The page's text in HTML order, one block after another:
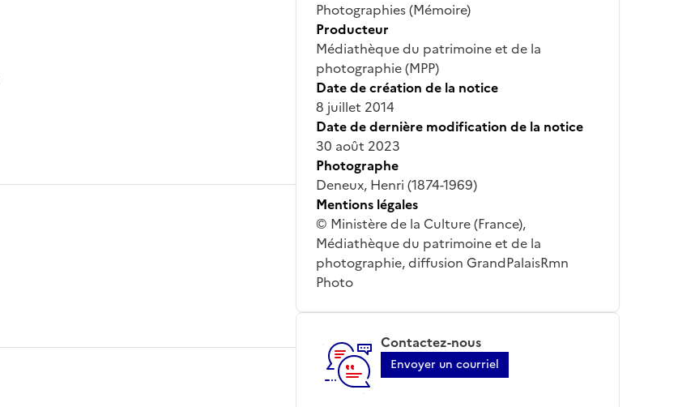
Photographies (Mémoire)
Producteur
Médiathèque du patrimoine et de la
photographie (MPP)
Date de création de la notice
8 juillet 2014
Date de dernière modification de la notice
30 août 2023
Photographe
Deneux, Henri (1874-1969)
Mentions légales
© Ministère de la Culture (France),
Médiathèque du patrimoine et de la
photographie, diffusion GrandPalaisRmn
Photo
Contactez-nous
Envoyer un courriel